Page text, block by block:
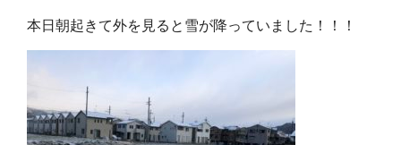
本日朝起きて外を見ると雪が降っていました！！！